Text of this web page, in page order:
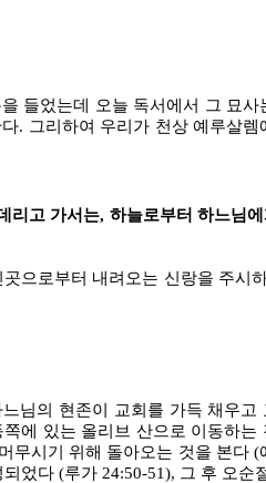
들었는데 오늘 독서에서 그 묘
. 그리하여 우리가 천상 예루살
고 가서는, 하늘로부터 하느님
으로부터 내려오는 신랑을 주시
님의 현존이 교회를 가득 채우
에 있는 올리브 산으로 이동하
무시기 위해 돌아오는 것을 본다
었다 (루가 24:50-51), 그 후 오